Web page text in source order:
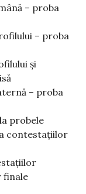
– proba
– proba
și
– proba
probele
contestațiilor
finale